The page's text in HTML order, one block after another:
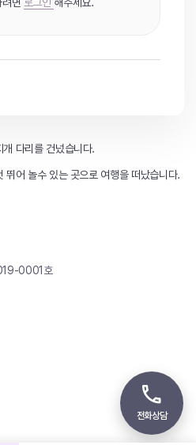
다리를 건넜습니다.
뛰어 놀수 있는 곳으로 여행을 떠났습니다.
0001호
전화상담